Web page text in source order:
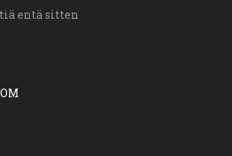
entä sitten